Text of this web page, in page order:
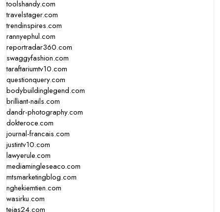
toolshandy.com
travelstager.com
trendinspires.com
rannyephul.com
reportradar360.com
swaggyfashion.com
taraftariumtv10.com
questionquery.com
bodybuildinglegend.com
brilliant-nails.com
dandr-photography.com
dokteroce.com
journal-francais.com
justintv10.com
lawyerule.com
mediamingleseaco.com
mtsmarketingblog.com
nghekiemtien.com
wasirku.com
tejas24.com